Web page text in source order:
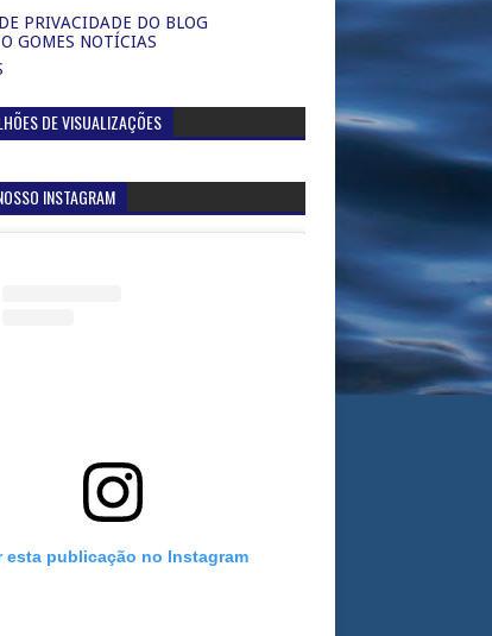
PRIVACIDADE DO BLOG
GOMES NOTÍCIAS
DE VISUALIZAÇÕES
INSTAGRAM
esta publicação no Instagram